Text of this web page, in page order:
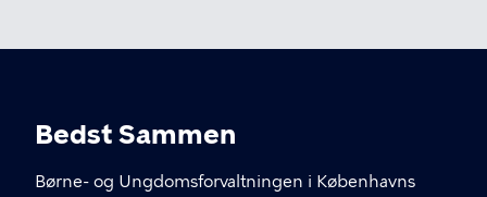
Bedst Sammen
Børne- og Ungdomsforvaltningen i Københavns